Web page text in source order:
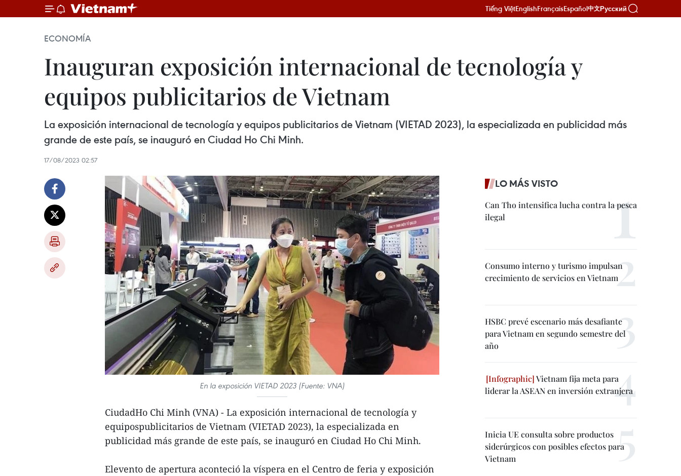
Tiếng ViệtEnglishFrançaisEspañol中文Русский
ECONOMÍA
Inauguran exposición internacional de tecnología y
equipos publicitarios de Vietnam
La exposición internacional de tecnología y equipos publicitarios de Vietnam (VIETAD 2023), la especializada en publicidad más
grande de este país, se inauguró en Ciudad Ho Chi Minh.
17/08/2023 02:57
En la exposición VIETAD 2023 (Fuente: VNA)
CiudadHo Chi Minh (VNA) - La exposición internacional de tecnología y
equipospublicitarios de Vietnam (VIETAD 2023), la especializada en
publicidad más grande de este país, se inauguró en Ciudad Ho Chi Minh.
Elevento de apertura aconteció la víspera en el Centro de feria y exposición
LO MÁS VISTO
Can Tho intensifica lucha contra la pesca
ilegal
Consumo interno y turismo impulsan
crecimiento de servicios en Vietnam
HSBC prevé escenario más desafiante
para Vietnam en segundo semestre del
año
Vietnam fija meta para
liderar la ASEAN en inversión extranjera
Inicia UE consulta sobre productos
siderúrgicos con posibles efectos para
Vietnam